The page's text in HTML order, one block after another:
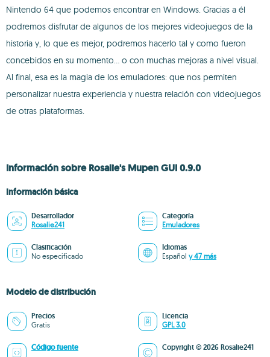
Nintendo 64 que podemos encontrar en Windows. Gracias a él
podremos disfrutar de algunos de los mejores videojuegos de la
historia y, lo que es mejor, podremos hacerlo tal y como fueron
concebidos en su momento... o con muchas mejoras a nivel visual.
Al final, esa es la magia de los emuladores: que nos permiten
personalizar nuestra experiencia y nuestra relación con videojuegos
de otras plataformas.
Información sobre Rosalie's Mupen GUI 0.9.0
Información básica
Desarrollador
Rosalie241
Categoría
Emuladores
Clasificación
No especificado
Idiomas
Español y 47 más
Modelo de distribución
Precios
Gratis
Licencia
GPL 3.0
Código fuente Copyright © 2026 Rosalie241